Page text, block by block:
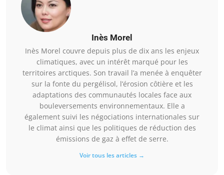
Inès Morel
Inès Morel couvre depuis plus de dix ans les enjeux
climatiques, avec un intérêt marqué pour les
territoires arctiques. Son travail l’a menée à enquêter
sur la fonte du pergélisol, l’érosion côtière et les
adaptations des communautés locales face aux
bouleversements environnementaux. Elle a
également suivi les négociations internationales sur
le climat ainsi que les politiques de réduction des
émissions de gaz à effet de serre.
Voir tous les articles →